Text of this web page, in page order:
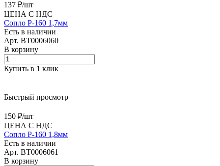
137 ₽/шт
ЦЕНА С НДС
Сопло P-160 1,7мм
Есть в наличии
Арт. BT0006060
В корзину
Купить в 1 клик
Быстрый просмотр
150 ₽/шт
ЦЕНА С НДС
Сопло P-160 1,8мм
Есть в наличии
Арт. BT0006061
В корзину